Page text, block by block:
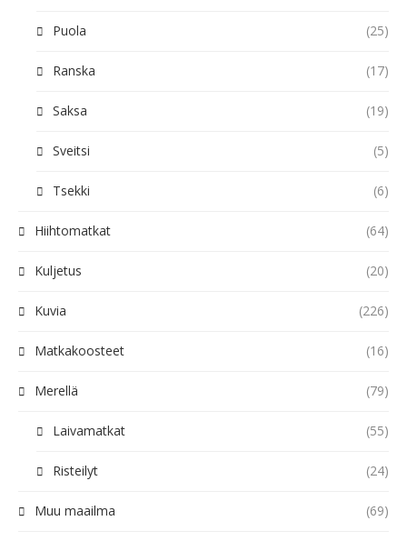
Puola (25)
Ranska (17)
Saksa (19)
Sveitsi (5)
Tsekki (6)
Hiihtomatkat (64)
Kuljetus (20)
Kuvia (226)
Matkakoosteet (16)
Merellä (79)
Laivamatkat (55)
Risteilyt (24)
Muu maailma (69)